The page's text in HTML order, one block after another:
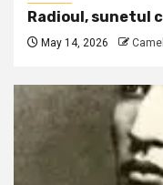
Radioul, sunetul
May 14, 2026